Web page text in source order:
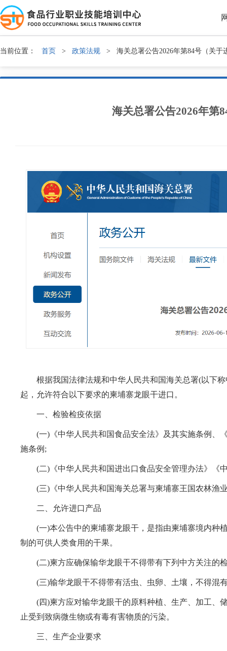
当前位置： 首页 > 政策法规 > 海关总署公告2026年第84号（关
海关总署公告2026年第
根据我国法律法规和中华人民共和国海关总署(以下称
起，允许符合以下要求的柬埔寨龙眼干进口。
一、检验检疫依据
(一)《中华人民共和国食品安全法》及其实施条例、《
施条例;
(二)《中华人民共和国进出口食品安全管理办法》《
(三)《中华人民共和国海关总署与柬埔寨王国农林渔
二、允许进口产品
(一)本公告中的柬埔寨龙眼干，是指由柬埔寨境内种植
制的可供人类食用的干果。
(二)柬方应确保输华龙眼干不得带有下列中方关注的检疫
(三)输华龙眼干不得带有活虫、虫卵、土壤，不得混
(四)柬方应对输华龙眼干的原料种植、生产、加工、储
止受到致病微生物或有毒有害物质的污染。
三、生产企业要求